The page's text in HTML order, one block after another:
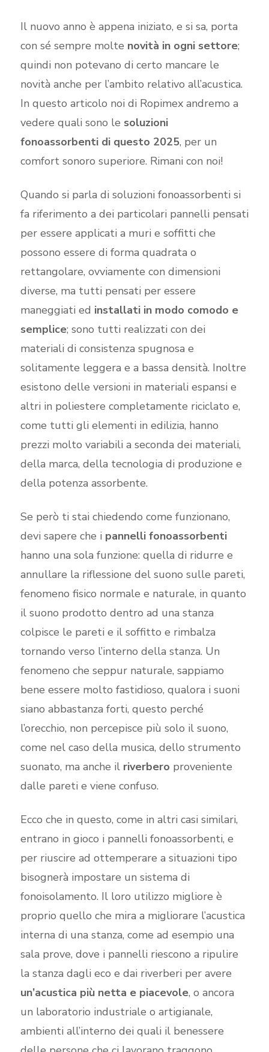
Il nuovo anno è appena iniziato, e si sa, porta
con sé sempre molte novità in ogni settore;
quindi non potevano di certo mancare le
novità anche per l’ambito relativo all’acustica.
In questo articolo noi di Ropimex andremo a
vedere quali sono le soluzioni
fonoassorbenti di questo 2025, per un
comfort sonoro superiore. Rimani con noi!
Quando si parla di soluzioni fonoassorbenti si
fa riferimento a dei particolari pannelli pensati
per essere applicati a muri e soffitti che
possono essere di forma quadrata o
rettangolare, ovviamente con dimensioni
diverse, ma tutti pensati per essere
maneggiati ed installati in modo comodo e
semplice; sono tutti realizzati con dei
materiali di consistenza spugnosa e
solitamente leggera e a bassa densità. Inoltre
esistono delle versioni in materiali espansi e
altri in poliestere completamente riciclato e,
come tutti gli elementi in edilizia, hanno
prezzi molto variabili a seconda dei materiali,
della marca, della tecnologia di produzione e
della potenza assorbente.
Se però ti stai chiedendo come funzionano,
devi sapere che i pannelli fonoassorbenti
hanno una sola funzione: quella di ridurre e
annullare la riflessione del suono sulle pareti,
fenomeno fisico normale e naturale, in quanto
il suono prodotto dentro ad una stanza
colpisce le pareti e il soffitto e rimbalza
tornando verso l’interno della stanza. Un
fenomeno che seppur naturale, sappiamo
bene essere molto fastidioso, qualora i suoni
siano abbastanza forti, questo perché
l’orecchio, non percepisce più solo il suono,
come nel caso della musica, dello strumento
suonato, ma anche il riverbero proveniente
dalle pareti e viene confuso.
Ecco che in questo, come in altri casi similari,
entrano in gioco i pannelli fonoassorbenti, e
per riuscire ad ottemperare a situazioni tipo
bisognerà impostare un sistema di
fonoisolamento. Il loro utilizzo migliore è
proprio quello che mira a migliorare l’acustica
interna di una stanza, come ad esempio una
sala prove, dove i pannelli riescono a ripulire
la stanza dagli eco e dai riverberi per avere
un’acustica più netta e piacevole, o ancora
un laboratorio industriale o artigianale,
ambienti all’interno dei quali il benessere